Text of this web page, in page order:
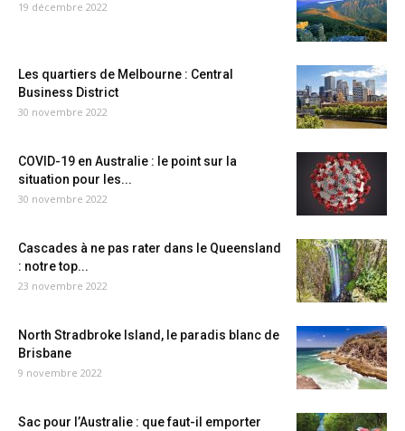
19 décembre 2022
Les quartiers de Melbourne : Central
Business District
30 novembre 2022
COVID-19 en Australie : le point sur la
situation pour les...
30 novembre 2022
Cascades à ne pas rater dans le Queensland
: notre top...
23 novembre 2022
North Stradbroke Island, le paradis blanc de
Brisbane
9 novembre 2022
Sac pour l’Australie : que faut-il emporter